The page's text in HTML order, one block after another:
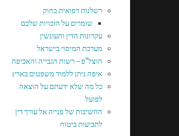
רשלנות רפואית בחוק
שומרים על הזכויות שלכם
עקרונות הדין והעונשין
מערכת המיסוי בישראל
הוצל"פ – רשות הגבייה והאכיפה
איפה ניתן ללמוד משפטים בארץ
כל מה שלא ידעתם על הוצאה
לפועל
החשיבות של פנייה אל עורך דין
לתביעות ביטוח